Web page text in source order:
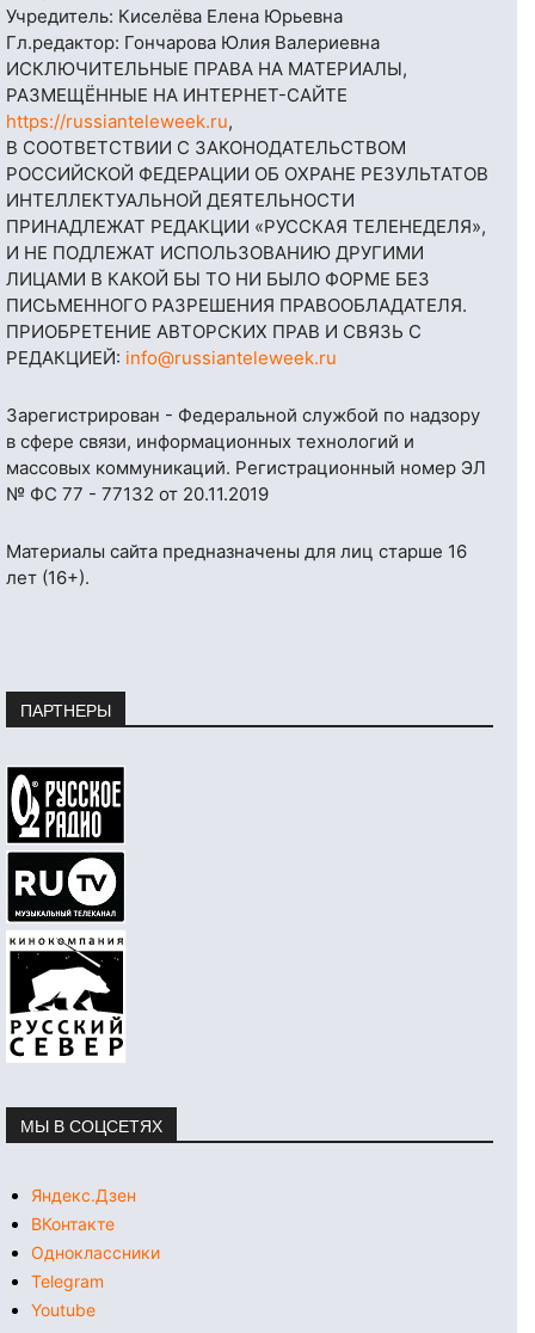
Учредитель: Киселёва Елена Юрьевна
Гл.редактор: Гончарова Юлия Валериевна
ИСКЛЮЧИТЕЛЬНЫЕ ПРАВА НА МАТЕРИАЛЫ,
РАЗМЕЩЁННЫЕ НА ИНТЕРНЕТ-САЙТЕ
https://russianteleweek.ru,
В СООТВЕТСТВИИ С ЗАКОНОДАТЕЛЬСТВОМ
РОССИЙСКОЙ ФЕДЕРАЦИИ ОБ ОХРАНЕ РЕЗУЛЬТАТОВ
ИНТЕЛЛЕКТУАЛЬНОЙ ДЕЯТЕЛЬНОСТИ
ПРИНАДЛЕЖАТ РЕДАКЦИИ «РУССКАЯ ТЕЛЕНЕДЕЛЯ»,
И НЕ ПОДЛЕЖАТ ИСПОЛЬЗОВАНИЮ ДРУГИМИ
ЛИЦАМИ В КАКОЙ БЫ ТО НИ БЫЛО ФОРМЕ БЕЗ
ПИСЬМЕННОГО РАЗРЕШЕНИЯ ПРАВООБЛАДАТЕЛЯ.
ПРИОБРЕТЕНИЕ АВТОРСКИХ ПРАВ И СВЯЗЬ С
РЕДАКЦИЕЙ: info@russianteleweek.ru
Зарегистрирован - Федеральной службой по надзору
в сфере связи, информационных технологий и
массовых коммуникаций. Регистрационный номер ЭЛ
№ ФС 77 - 77132 от 20.11.2019
Материалы сайта предназначены для лиц старше 16
лет (16+).
ПАРТНЕРЫ
МЫ В СОЦСЕТЯХ
Яндекс.Дзен
ВКонтакте
Одноклассники
Telegram
Youtube